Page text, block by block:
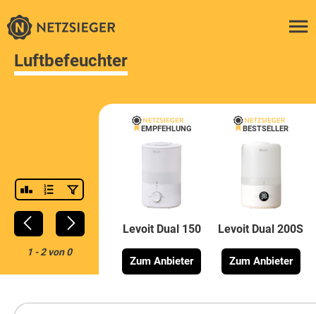
Luftbefeuchter
1-2von0
EMPFEHLUNG
Levoit Dual 150
Zum Anbieter
BESTSELLER
Levoit Dual 200S
Zum Anbieter